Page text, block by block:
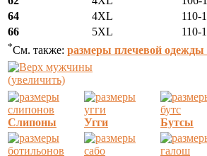
64
4XL 110-
66
5XL 110-
*См. также: размеры плечевой
(увеличить)
Слипоны Угги Бутсы